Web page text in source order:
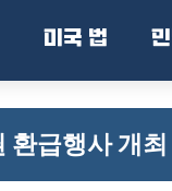
미국 법
환급행사 개최